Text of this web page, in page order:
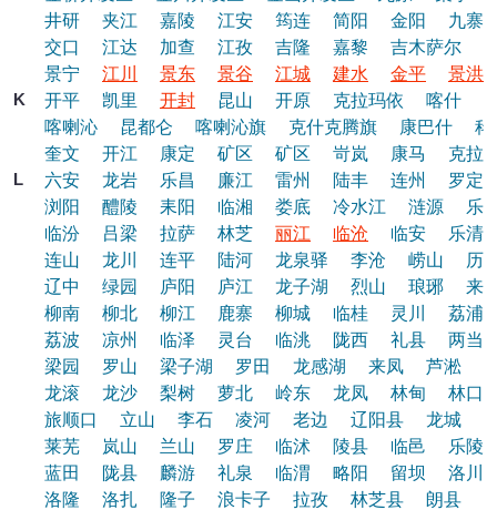
井研
夹江 嘉陵 江安 筠连 简阳 金阳
九寨
交口
江达 加查 江孜 吉隆 嘉黎 吉木萨尔
景宁
江川 景东 景谷 江城 建水 金平
景洪
K
开平 凯里 开封 昆山 开原 克拉玛依 喀什
喀喇沁
昆都仑 喀喇沁旗 克什克腾旗 康巴什
科
奎文
开江 康定 矿区 矿区 岢岚 康马
克拉
L
六安 龙岩 乐昌 廉江 雷州 陆丰 连州
罗定
浏阳
醴陵 耒阳 临湘 娄底 冷水江 涟源
乐
临汾
吕梁 拉萨 林芝 丽江 临沧 临安
乐清
连山
龙川 连平 陆河 龙泉驿 李沧 崂山
历
辽中
绿园 庐阳 庐江 龙子湖 烈山 琅琊
来
柳南
柳北 柳江 鹿寨 柳城 临桂 灵川
荔浦
荔波
凉州 临泽 灵台 临洮 陇西 礼县
两当
梁园
罗山 梁子湖 罗田 龙感湖 来凤 芦淞
龙滚
龙沙 梨树 萝北 岭东 龙凤 林甸
林口
旅顺口
立山 李石 凌河 老边 辽阳县 龙城
莱芜
岚山 兰山 罗庄 临沭 陵县 临邑
乐陵
蓝田
陇县 麟游 礼泉 临渭 略阳 留坝
洛川
洛隆
洛扎 隆子 浪卡子 拉孜 林芝县 朗县